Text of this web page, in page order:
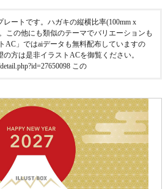
レートです。ハガキの縦横比率(100mm x
この他にも類似のテーマでバリエーションも
AC」ではaiデータも無料配布していますの
方は是非イラストACを御覧ください。
この